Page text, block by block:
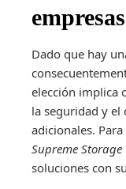
empresas
Dado que hay
elección implica
la seguridad y el
adicionales.
Supreme Storage
soluciones con